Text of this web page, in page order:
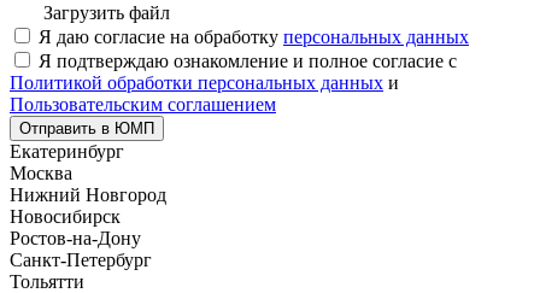
Загрузить файл
Я даю согласие на обработку персональных данных
Я подтверждаю ознакомление и полное согласие с
Политикой обработки персональных данных и
Пользовательским соглашением
Отправить в ЮМП
Екатеринбург
Москва
Нижний Новгород
Новосибирск
Ростов-на-Дону
Санкт-Петербург
Тольятти